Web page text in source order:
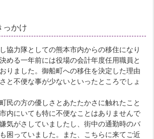
っかけ
協力隊としての熊本市内からの移住になり
める一年前には役場の会計年度任用職員と
りました。御船町への移住を決定した理由
と不便な事が少ないといったところでしょ
民の方の優しさとあたたかさに触れたこと
内にいても特に不便なことはありませんで
気がさしていましたし、街中の通勤時のバ
困っていました。また、こちらに来てご近